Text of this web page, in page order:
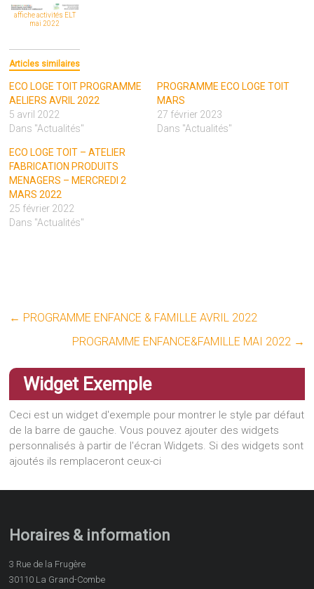
affiche activités ELT
mai 2022
Articles similaires
ECO LOGE TOIT PROGRAMME
AELIERS AVRIL 2022
5 avril 2022
Dans "Actualités"
PROGRAMME ECO LOGE TOIT
MARS
27 février 2023
Dans "Actualités"
ECO LOGE TOIT – ATELIER
FABRICATION PRODUITS
MENAGERS – MERCREDI 2
MARS 2022
25 février 2022
Dans "Actualités"
← PROGRAMME ENFANCE & FAMILLE AVRIL 2022
PROGRAMME ENFANCE&FAMILLE MAI 2022 →
Widget Exemple
Ceci est un widget d'exemple pour montrer le style par défaut
de la barre de gauche. Vous pouvez ajouter des widgets
personnalisés à partir de l'écran Widgets. Si des widgets sont
ajoutés ils remplaceront ceux-ci
Horaires & information
3 Rue de la Frugère
30110 La Grand-Combe